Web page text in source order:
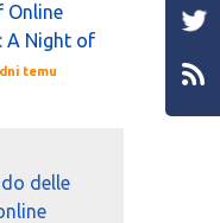
Online
A Night of
temu
delle